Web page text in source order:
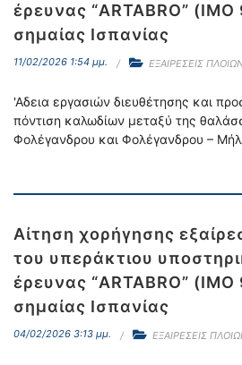
έρευνας “ARTABRO”
σημαίας Ισπανίας
11/02/2026 1:54 μμ. ΕΞΑΙΡΕΣΕΙΣ
'Αδεια εργασιών διευθέτησης και
πόντιση καλωδίων μεταξύ της
Φολέγανδρου και Φολέγανδρου –
Αίτηση χορήγησης
του υπεράκτιου
έρευνας “ARTABRO”
σημαίας Ισπανίας
04/02/2026 3:13 μμ. ΕΞΑΙΡΕΣΕΙΣ